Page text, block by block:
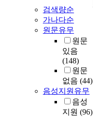
검색량순
가나다순
원문유무
원문
있음
(148)
원문
없음 (44)
음성지원유무
음성
지원 (96)